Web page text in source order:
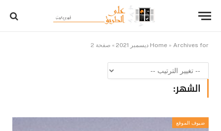
Home » Archives for ديسمبر 2021 » صفحة 2
الشهر:
ضيوف الموقع